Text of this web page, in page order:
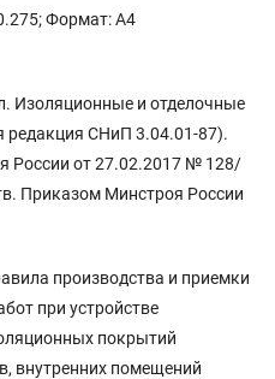
Формат: А4
Изоляционные и отделочные
редакция СНиП 3.04.01-87).
России от 27.02.2017 № 128/
Приказом Минстроя России
производства и приемки
при устройстве
покрытий
внутренних помещений